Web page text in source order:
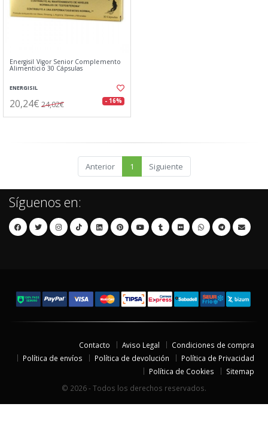
Energisil Vigor Senior Complemento
Alimenticio 30 Cápsulas
ENERGISIL
20,24€ 24,02€ - 16%
Anterior 1 Siguiente
Síguenos en:
Contacto Aviso Legal
Condiciones de compra
Política de envíos
Política de devolución
Política de Privacidad
Política de Cookies
Sitemap
© 2026 - Todos los derechos reservados.